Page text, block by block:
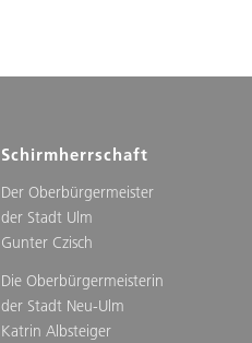
Schirmherrschaft
Der Oberbürgermeister
der Stadt Ulm
Gunter Czisch
Die Oberbürgermeisterin
der Stadt Neu-Ulm
Katrin Albsteiger